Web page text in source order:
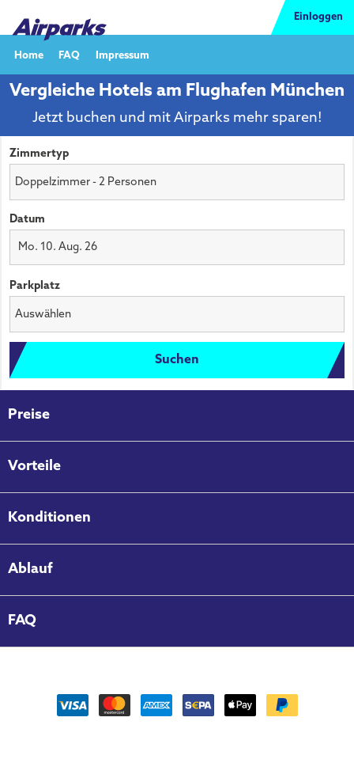
Einloggen
Home FAQ Impressum
Vergleiche Hotels am Flughafen München
Jetzt buchen und mit Airparks mehr sparen!
Zimmertyp
Datum
Mo. 10. Aug. 26
Parkplatz
Suchen
Preise
Vorteile
Konditionen
Ablauf
FAQ